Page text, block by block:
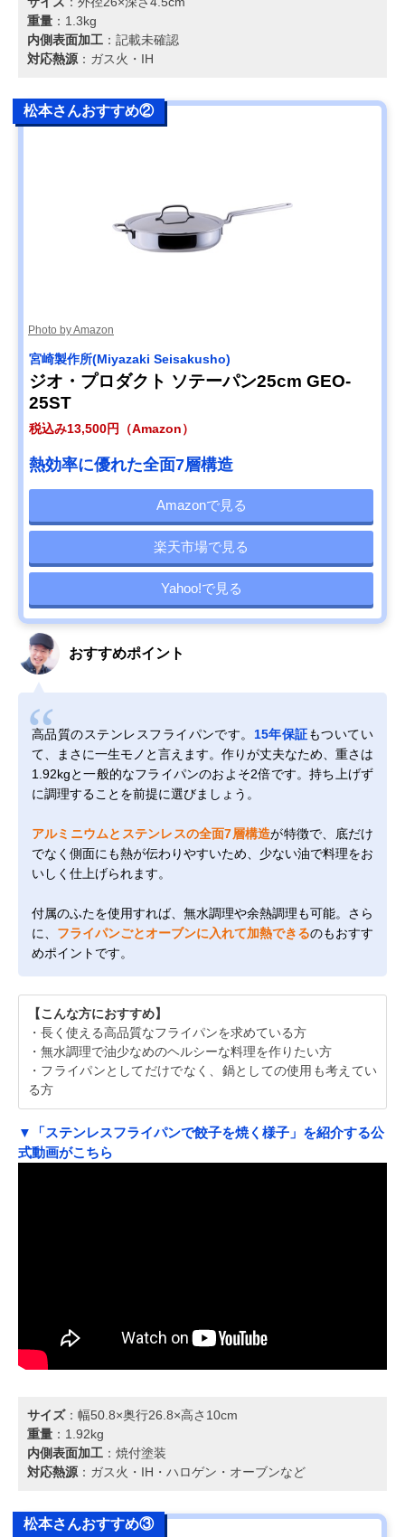
重量 ：1.3kg
内側表面加工 ：記載未確認
対応熱源 ：ガス火・IH
松本さんおすすめ②
Photo by Amazon
宮崎製作所(Miyazaki Seisakusho)
ジオ・プロダクト ソテーパン25cm GEO-
25ST
税込み13,500円（Amazon）
熱効率に優れた全面7層構造
Amazonで見る
楽天市場で見る
Yahoo!で見る
おすすめポイント
高品質のステンレスフライパンです。 15年保証もついてい
て、まさに一生モノと言えます。作りが丈夫なため、重さは
1.92kgと一般的なフライパンのおよそ2倍です。持ち上げず
に調理することを前提に選びましょう。
アルミニウムとステンレスの全面7層構造が特徴で、底だけ
でなく側面にも熱が伝わりやすいため、少ない油で料理をお
いしく仕上げられます。
付属のふたを使用すれば、無水調理や余熱調理も可能。さら
に、 フライパンごとオーブンに入れて加熱できるのもおすす
めポイントです。
【こんな方におすすめ】
・長く使える高品質なフライパンを求めている方
・無水調理で油少なめのヘルシーな料理を作りたい方
・フライパンとしてだけでなく、鍋としての使用も考えてい
る方
▼「ステンレスフライパンで餃子を焼く様子」を紹介する公
式動画がこちら
サイズ：幅50.8×奥行26.8×高さ10cm
重量 ：1.92kg
内側表面加工 ：焼付塗装
対応熱源 ：ガス火・IH・ハロゲン・オーブンなど
松本さんおすすめ③